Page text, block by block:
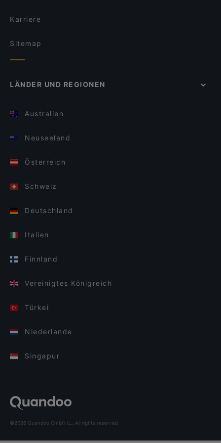
Karriere
Sitemap
LÄNDER UND REGIONEN
Australien
Neuseeland
Österreich
Schweiz
Deutschland
Italien
Finnland
Vereinigtes Königreich
Türkei
Niederlande
Singapur
©2026 Quandoo GmbH i.L. All rights reserved